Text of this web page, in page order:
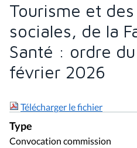
Tourisme et
sociales, de la
Santé : ordre
février 2026
Télécharger le fichier
Type
Convocation commission